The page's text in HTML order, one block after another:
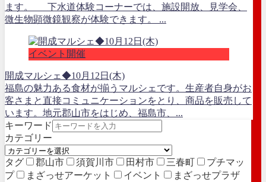
ます。 下水道体験コーナーでは、施設開放、見学会、
微生物顕微鏡観察が体験できます。 ...
イベント開催
開成マルシェ◆10月12日(木)
福島の魅力ある食材が揃うマルシェです。生産者自身がお
客さまと直接コミュニケーションをとり、商品を販売して
います。地元郡山市をはじめ、福島市、...
キーワード
カテゴリー
タグ 郡山市 須賀川市 田村市 三春町
プチマッ
プ
まざっせアーケット イベント
まざっせプラザ